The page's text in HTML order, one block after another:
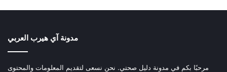
مدونة آي هيرب العربي
مرحبًا بكم في مدونة دليل صحتي. نحن نسعى لتقديم المعلومات والمحتوى